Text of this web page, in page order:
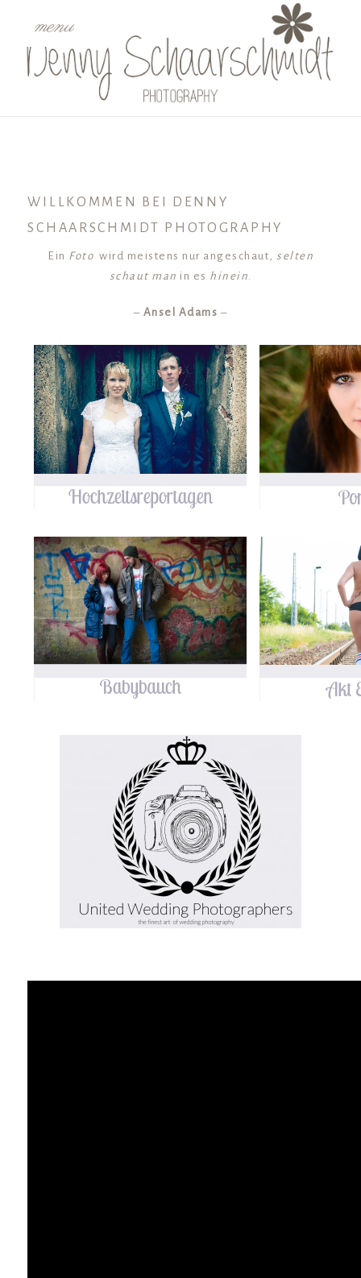
menu
WILLKOMMEN BEI DENNY
SCHAARSCHMIDT PHOTOGRAPHY
Ein Foto wird meistens nur angeschaut, selten
schaut man in es hinein.
– Ansel Adams –